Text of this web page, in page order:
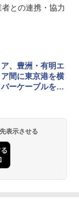
との連携・協力
、豊洲・有明エ
間に東京港を横
ーケーブルを敷
表示させる